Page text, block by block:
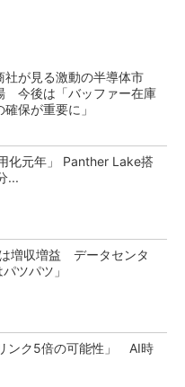
社が見る激動の半導体市
今後は「バッファー在庫
確保が重要に」
化元年」 Panther Lake搭
...
増収増益 データセンタ
ツパツ」
ンク5倍の可能性」 AI時